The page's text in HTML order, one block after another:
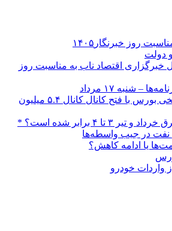
روز خبرنگار۱۴۰۵
دولت
خبرگزاری اقتصاد ناب به مناسبت روز
– شنبه ۱۷ مرداد
*رکوردشکنی تاریخی بورس با فتح کانال کانال ۵.۴ میلیون
تا ۴ برابر شده است؟ *
نفت در جیب واسطه‌ها
یا ادامه کاهش؟
واردات خودرو